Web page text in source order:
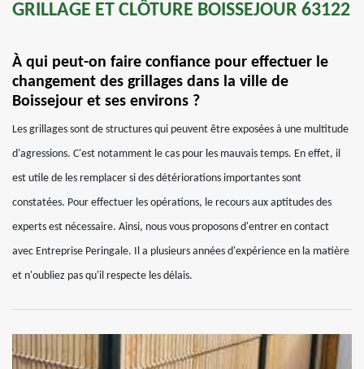
GRILLAGE ET CLÔTURE BOISSEJOUR 63122
À qui peut-on faire confiance pour effectuer le
changement des grillages dans la ville de
Boissejour et ses environs ?
Les grillages sont de structures qui peuvent être exposées à une multitude
d'agressions. C'est notamment le cas pour les mauvais temps. En effet, il
est utile de les remplacer si des détériorations importantes sont
constatées. Pour effectuer les opérations, le recours aux aptitudes des
experts est nécessaire. Ainsi, nous vous proposons d'entrer en contact
avec Entreprise Peringale. Il a plusieurs années d'expérience en la matière
et n'oubliez pas qu'il respecte les délais.